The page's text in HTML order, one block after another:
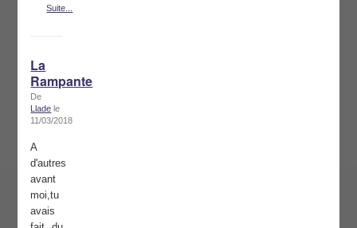
Suite...
La
Rampante
De
Llade le
11/03/2018
A
d'autres
avant
moi,tu
avais